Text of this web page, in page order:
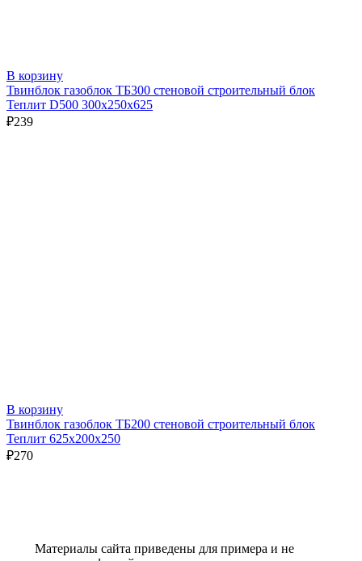
В корзину
Твинблок газоблок ТБ300 стеновой строительный блок
Теплит D500 300х250х625
₽239
В корзину
Твинблок газоблок ТБ200 стеновой строительный блок
Теплит 625х200х250
₽270
Материалы сайта приведены для примера и не